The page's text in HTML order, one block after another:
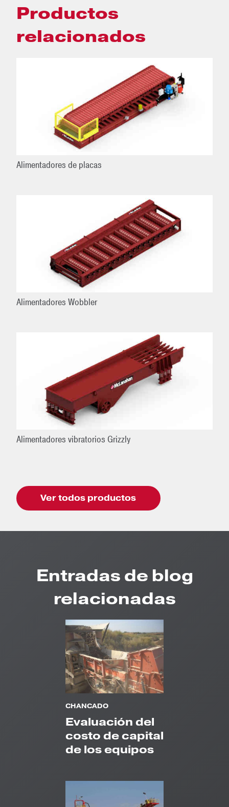
Productos
relacionados
Alimentadores de placas
Alimentadores Wobbler
Alimentadores vibratorios Grizzly
Ver todos productos
Entradas de blog
relacionadas
CHANCADO
Evaluación del
costo de capital
de los equipos